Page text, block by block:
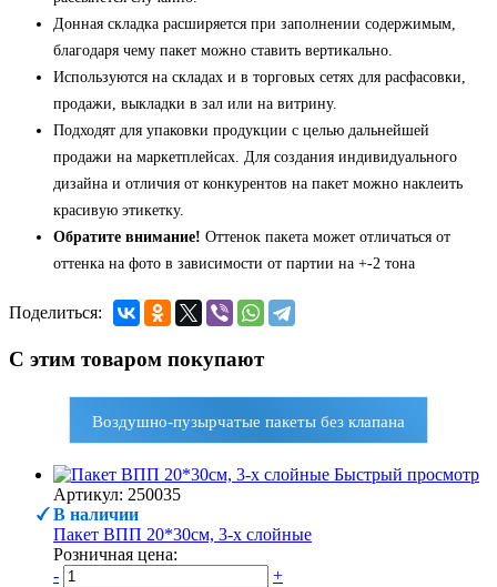
Донная складка расширяется при заполнении содержимым,
благодаря чему пакет можно ставить вертикально.
Используются на складах и в торговых сетях для расфасовки,
продажи, выкладки в зал или на витрину.
Подходят для упаковки продукции с целью дальнейшей
продажи на маркетплейсах. Для создания индивидуального
дизайна и отличия от конкурентов на пакет можно наклеить
красивую этикетку.
Обратите внимание! Оттенок пакета может отличаться от
оттенка на фото в зависимости от партии на +-2 тона
Поделиться:
С этим товаром покупают
Воздушно-пузырчатые пакеты без клапана
Быстрый просмотр
Артикул: 250035
В наличии
Пакет ВПП 20*30см, 3-х слойные
Розничная цена:
-
+